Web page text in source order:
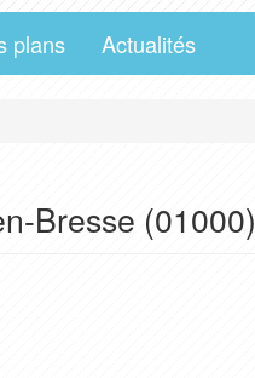
plans Actualités
Bresse (01000)